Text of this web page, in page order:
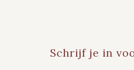
Schrijf je in